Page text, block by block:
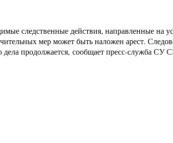
следственные действия, направленные на
мер может быть наложен арест.
дела продолжается, сообщает пресс-служба